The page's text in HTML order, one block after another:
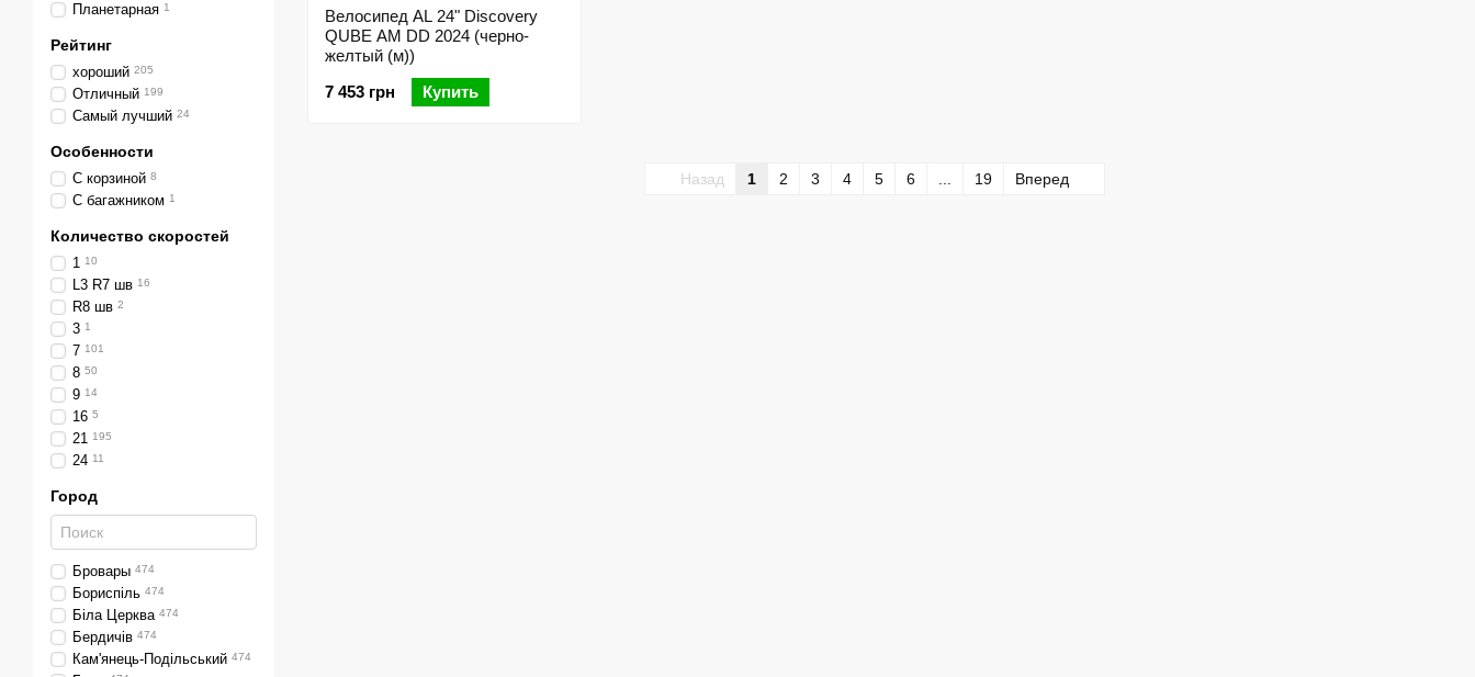
Велосипед AL 24" Discovery
QUBE AM DD 2024 (черно-
желтый (м))
7 453 грн
Купить
Назад 1 2 3 4 5 6 19 Вперед
Планетарная 1
Рейтинг
хороший 205
Отличный 199
Самый лучший 24
Особенности
С корзиной 8
С багажником 1
Количество скоростей
1 10
L3 R7 шв 16
R8 шв 2
3 1
7 101
8 50
9 14
16 5
21 195
24 11
Город
Бровары 474
Бориспіль 474
Біла Церква 474
Бердичів 474
Кам'янець-Подільський 474